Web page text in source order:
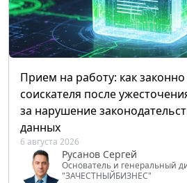
Прием на работу: как
соискателя после
за нарушение
данных
6 августа 2026
Русанов Сергей
Основатель и генеральный
"ЗАЧЕСТНЫЙБИЗНЕС"